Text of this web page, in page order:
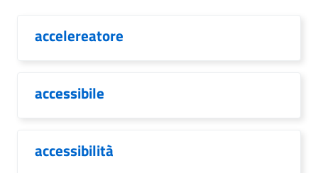
accelereatore
accessibile
accessibilità